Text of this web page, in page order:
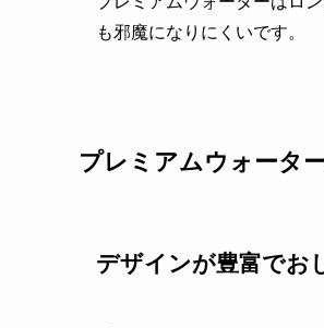
も邪魔になりにくいです。
プレミアムウォータ
デザインが豊富でお